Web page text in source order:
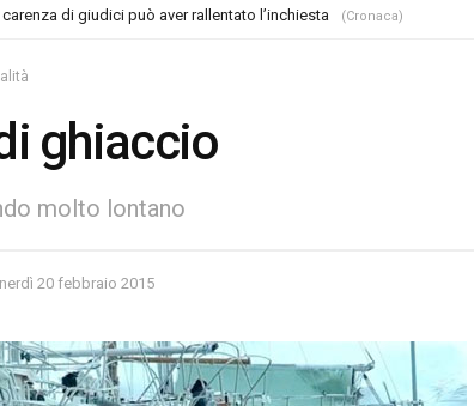
di giudici può aver rallentato l’inchiesta (Cronaca)
ghiaccio
molto lontano
20 febbraio 2015